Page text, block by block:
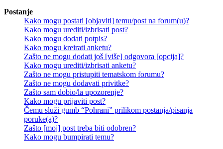
Postanje
Kako mogu postati [objaviti] temu/post na forum(u)?
Kako mogu urediti/izbrisati post?
Kako mogu dodati potpis?
Kako mogu kreirati anketu?
Zašto ne mogu dodati još [više] odgovora [opcija]?
Kako mogu urediti/izbrisati anketu?
Zašto ne mogu pristupiti tematskom forumu?
Zašto ne mogu dodavati privitke?
Zašto sam dobio/la upozorenje?
Kako mogu prijaviti post?
Čemu služi gumb “Pohrani” prilikom postanja/pisanja
poruke(a)?
Zašto [moj] post treba biti odobren?
Kako mogu bumpirati temu?